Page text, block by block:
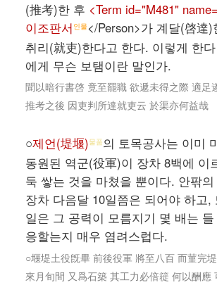
(推考)한 후 <Term id="M481"
이조판서 인물</Person>가 계달(啓達
취리(就吏)한다고 한다. 이렇게 한
에게 무슨 보탬이란 말인가.
聞以暗行書啓 竟至罷職 欲遞未得之際 適足
推考之後 因吏判所達就吏云 於渠亦何益哉
○제언(堤堰)물품의 토목공사는 이미
동원된 역군(役軍)이 장차 8백에 이
둑 쌓는 것을 마쳤을 뿐이다. 안팎
장차 다음달 10일쯤은 되어야 하고,
일은 그 공력이 모름지기 몇 배는
응할는지 매우 염려스럽다.
○堰堤土役旣畢 前後役軍 將至八百 而菫完
來月旬間 又爲石築 其工力必倍簁 何以酬應